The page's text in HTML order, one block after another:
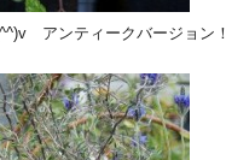
アンティークバージョン！